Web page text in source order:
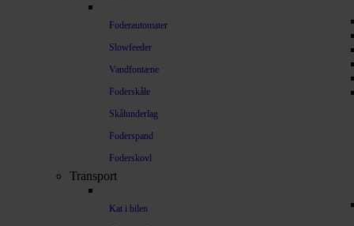
Foderautomater
Slowfeeder
Vandfontæne
Foderskåle
Skålunderlag
Foderspand
Foderskovl
Transport
Kat i bilen